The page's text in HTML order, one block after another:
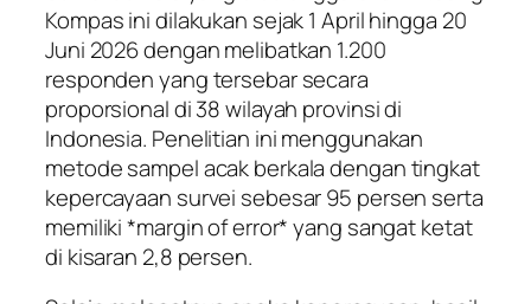
Kompas ini dilakukan sejak 1 April hingga 20
Juni 2026 dengan melibatkan 1.200
responden yang tersebar secara
proporsional di 38 wilayah provinsi di
Indonesia. Penelitian ini menggunakan
metode sampel acak berkala dengan tingkat
kepercayaan survei sebesar 95 persen serta
memiliki *margin of error* yang sangat ketat
di kisaran 2,8 persen.